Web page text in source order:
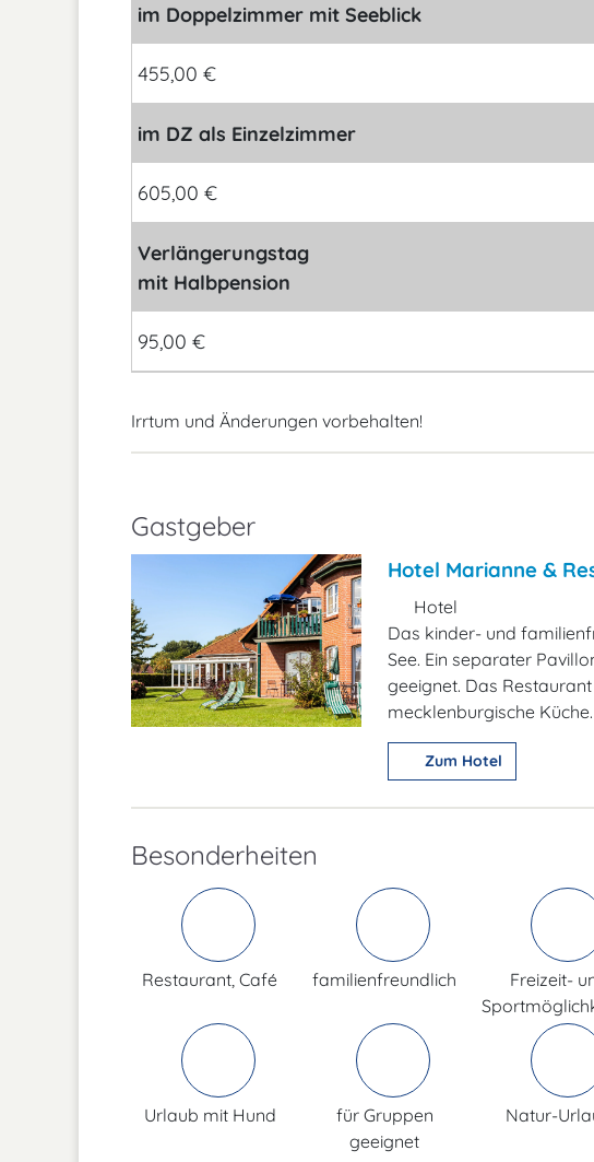
im Doppelzimmer mit Seeblick
455,00 €
im DZ als Einzelzimmer
605,00 €
Verlängerungstag
mit Halbpension
95,00 €
Irrtum und Änderungen vorbehalten!
Gastgeber
Hotel Marianne &
Hotel
Das kinder- und
See. Ein separater
geeignet. Das
mecklenburgische Küche.
Zum Hotel
Besonderheiten
Restaurant, Café familienfreundlich
Freizeit-
Urlaub mit Hund
für Gruppen
geeignet
Natur-